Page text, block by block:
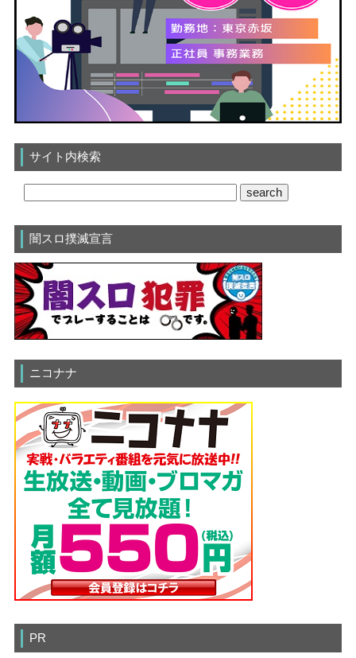
サイト内検索
闇スロ撲滅宣言
ニコナナ
PR